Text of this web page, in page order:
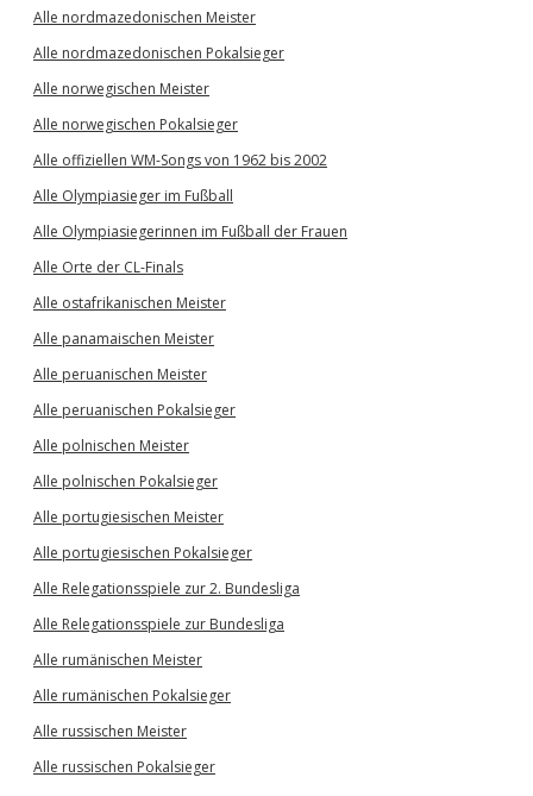
Alle nordmazedonischen Meister
Alle nordmazedonischen Pokalsieger
Alle norwegischen Meister
Alle norwegischen Pokalsieger
Alle offiziellen WM-Songs von 1962 bis 2002
Alle Olympiasieger im Fußball
Alle Olympiasiegerinnen im Fußball der Frauen
Alle Orte der CL-Finals
Alle ostafrikanischen Meister
Alle panamaischen Meister
Alle peruanischen Meister
Alle peruanischen Pokalsieger
Alle polnischen Meister
Alle polnischen Pokalsieger
Alle portugiesischen Meister
Alle portugiesischen Pokalsieger
Alle Relegationsspiele zur 2. Bundesliga
Alle Relegationsspiele zur Bundesliga
Alle rumänischen Meister
Alle rumänischen Pokalsieger
Alle russischen Meister
Alle russischen Pokalsieger